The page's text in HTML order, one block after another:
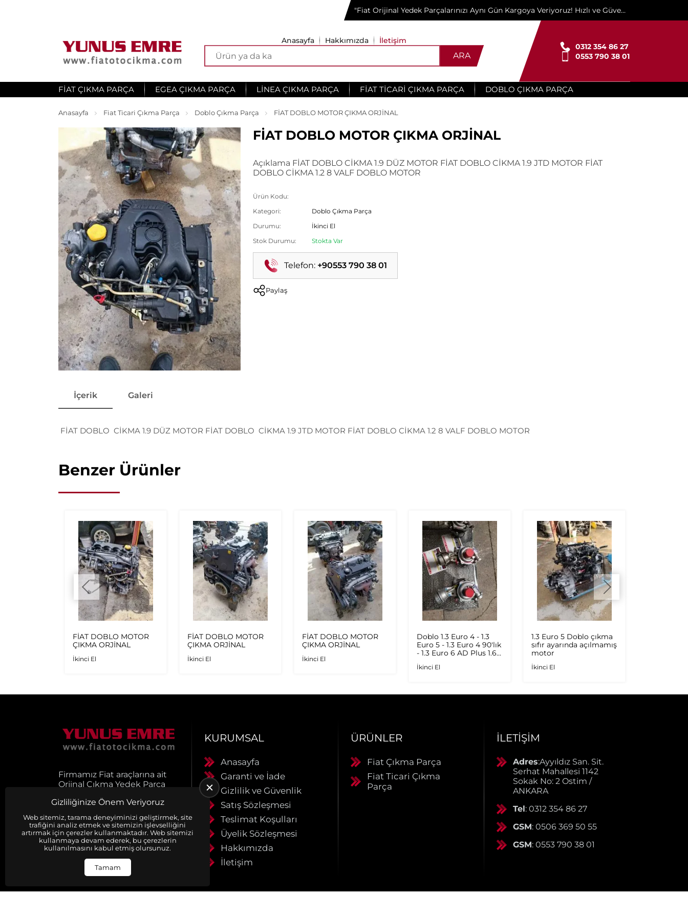
"Fiat Orijinal Yedek Parçalarınızı Aynı Gün Kargoya Veriyoruz! Hızlı ve Güvenli
Teslimat İçin Buradayız!"
Anasayfa Hakkımızda İletişim
ARA
0312 354 86 27
0553 790 38 01
FIAT ÇIKMA PARÇA EGEA ÇIKMA PARÇA LINEA ÇIKMA PARÇA FIAT TICARI ÇIKMA PARÇA DOBLO ÇIKMA PARÇA
Anasayfa Fiat Ticari Çıkma Parça Doblo Çıkma Parça FİAT DOBLO MOTOR ÇIKMA ORJİNAL
FİAT DOBLO MOTOR ÇIKMA ORJİNAL
Açıklama FİAT DOBLO CİKMA 1.9 DÜZ MOTOR FİAT DOBLO CİKMA 1.9 JTD MOTOR FİAT
DOBLO CİKMA 1.2 8 VALF DOBLO MOTOR
Ürün Kodu:
Kategori:
Doblo Çıkma Parça
Durumu:
İkinci El
Stok Durumu:
Stokta Var
Telefon: +90553 790 38 01
Paylaş
İçerik Galeri
FİAT DOBLO CİKMA 1.9 DÜZ MOTOR FİAT DOBLO CİKMA 1.9 JTD MOTOR FİAT DOBLO CİKMA 1.2 8 VALF DOBLO MOTOR
Benzer Ürünler
FİAT DOBLO MOTOR
ÇIKMA ORJİNAL
İkinci El
FİAT DOBLO MOTOR
ÇIKMA ORJİNAL
İkinci El
FİAT DOBLO MOTOR
ÇIKMA ORJİNAL
İkinci El
Doblo 1.3 Euro 4 - 1.3
Euro 5 - 1.3 Euro 4 90'lık
- 1.3 Euro 6 AD Plus 1.6
Orijinal Turbo
İkinci El
1.3 Euro 5 Doblo çıkma
sıfır ayarında açılmamış
motor
İkinci El
Firmamız Fiat araçlarına ait
Orjinal Çıkma Yedek Parça
Ürünlerimiz muhayyerdir.
Ürünlerimiz faturalı ve
evraklıdır. Siparişleriniz
anlaşmalı kargo firmaları ile
aynı gün kargoya verilir.
Detaylı bilgi için bizimel
iletişime geçiniz
KURUMSAL
Anasayfa
Garanti ve İade
Gizlilik ve Güvenlik
Satış Sözleşmesi
Teslimat Koşulları
Üyelik Sözleşmesi
Hakkımızda
İletişim
ÜRÜNLER
Fiat Çıkma Parça
Fiat Ticari Çıkma
Parça
İLETIŞIM
Adres:Ayyıldız San. Sit.
Serhat Mahallesi 1142
Sokak No: 2 Ostim /
ANKARA
Tel: 0312 354 86 27
GSM: 0506 369 50 55
GSM: 0553 790 38 01
Gizliliğinize Önem Veriyoruz
Web sitemiz, tarama deneyiminizi geliştirmek, site
trafiğini analiz etmek ve sitemizin işlevselliğini
artırmak için çerezler kullanmaktadır. Web sitemizi
kullanmaya devam ederek, bu çerezlerin
kullanılmasını kabul etmiş olursunuz.
Tamam